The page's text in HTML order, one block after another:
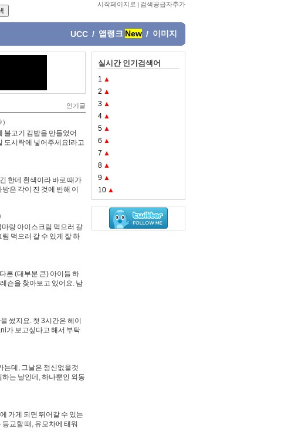
시작페이지로 | 검색공급자추가
UCC / 앱랭크 New / 이미지
인기글
)
불고기 김밥을 만들었어
도시락에 넣어주세요!라고
한데 흰색이라 바로 때가
은 각이 진 것에 반해 이
랑 아이스크림 먹으러 갈
먹으러 갈 수 있게 잘 하
른 (대부분 큰) 아이들 하
슨을 찾아보고 있어요. 남
썼지요. 첫 3시간은 헤이
가 보고싶다고 해서 부탁
는데, 그날은 정신없을것
는 날인데, 하나뿐인 외동
가게 되면 뛰어갈 수 있는
교할 때, 유모차에 태워
실시간 인기검색어
1 ▲
2 ▲
3 ▲
4 ▲
5 ▲
6 ▲
7 ▲
8 ▲
9 ▲
10 ▲